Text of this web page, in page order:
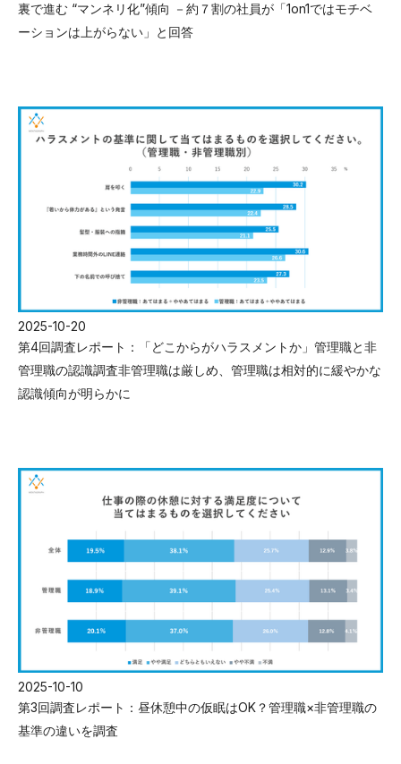
裏で進む “マンネリ化”傾向 －約７割の社員が「1on1ではモチベ
ーションは上がらない」と回答
2025-10-20
第4回調査レポート：「どこからがハラスメントか」管理職と非
管理職の認識調査非管理職は厳しめ、管理職は相対的に緩やかな
認識傾向が明らかに
2025-10-10
第3回調査レポート：昼休憩中の仮眠はOK？管理職×非管理職の
基準の違いを調査